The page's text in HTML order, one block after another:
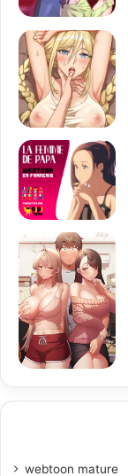
webtoon mature